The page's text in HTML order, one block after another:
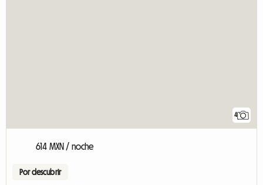
4
614 MXN / noche
Por descubrir